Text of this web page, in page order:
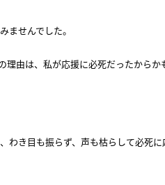
ませんでした。
由は、私が応援に必死だったからか
わき目も振らず、声も枯らして必死